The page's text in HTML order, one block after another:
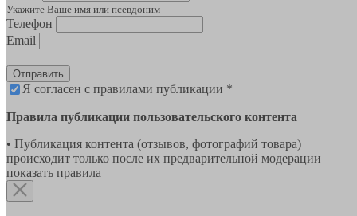
Укажите Ваше имя или псевдоним
Телефон
Email
Отправить
Я согласен с правилами публикации *
Правила публикации пользовательского контента
• Публикация контента (отзывов, фотографий товара)
происходит только после их предварительной модерации
показать правила